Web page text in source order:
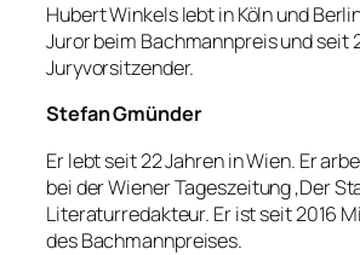
Hubert Winkels lebt in Köln und
Juror beim Bachmannpreis und seit
Juryvorsitzender.
Stefan Gmünder
Er lebt seit 22 Jahren in Wien. Er
bei der Wiener Tageszeitung ‚Der
Literaturredakteur. Er ist seit 2016
des Bachmannpreises.